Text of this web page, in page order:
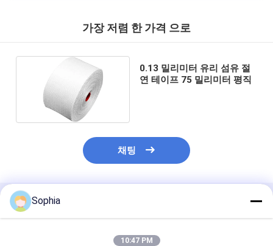
가장 저렴 한 가격 으로
0.13 밀리미터 유리 섬유 절
연 테이프 75 밀리미터 평직
채팅
추천된 제품
Sophia
10:47 PM